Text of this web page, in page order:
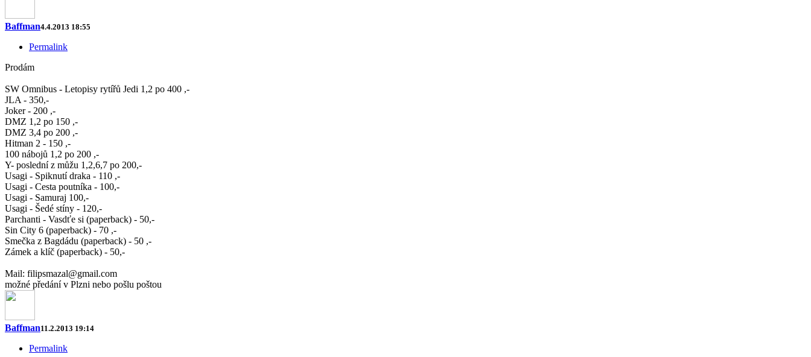
Baffman4.4.2013 18:55
Permalink
Prodám
SW Omnibus - Letopisy rytířů Jedi 1,2 po 400 ,-
JLA - 350,-
Joker - 200 ,-
DMZ 1,2 po 150 ,-
DMZ 3,4 po 200 ,-
Hitman 2 - 150 ,-
100 nábojů 1,2 po 200 ,-
Y- poslední z můžu 1,2,6,7 po 200,-
Usagi - Spiknutí draka - 110 ,-
Usagi - Cesta poutníka - 100,-
Usagi - Samuraj 100,-
Usagi - Šedé stíny - 120,-
Parchanti - Vasdťe si (paperback) - 50,-
Sin City 6 (paperback) - 70 ,-
Smečka z Bagdádu (paperback) - 50 ,-
Zámek a klíč (paperback) - 50,-
Mail: filipsmazal@gmail.com
možné předání v Plzni nebo pošlu poštou
Baffman11.2.2013 19:14
Permalink